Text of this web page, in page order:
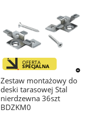
OFERTA
SPECJALNA
Zestaw montażowy do
deski tarasowej Stal
nierdzewna 36szt
BDZKM0